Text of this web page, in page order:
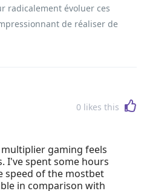
radicalement évoluer ces
de réaliser de
réussit à nous amuser
dans la mécanique du hasard
de mieux gérer notre propre
<a
methodes-pour-gagner-de-
conseils-plus-astuces/"
a> afin de comparer tous les
0 likes this
gaming feels
I've spent some hours
speed of the mostbet
in comparison with